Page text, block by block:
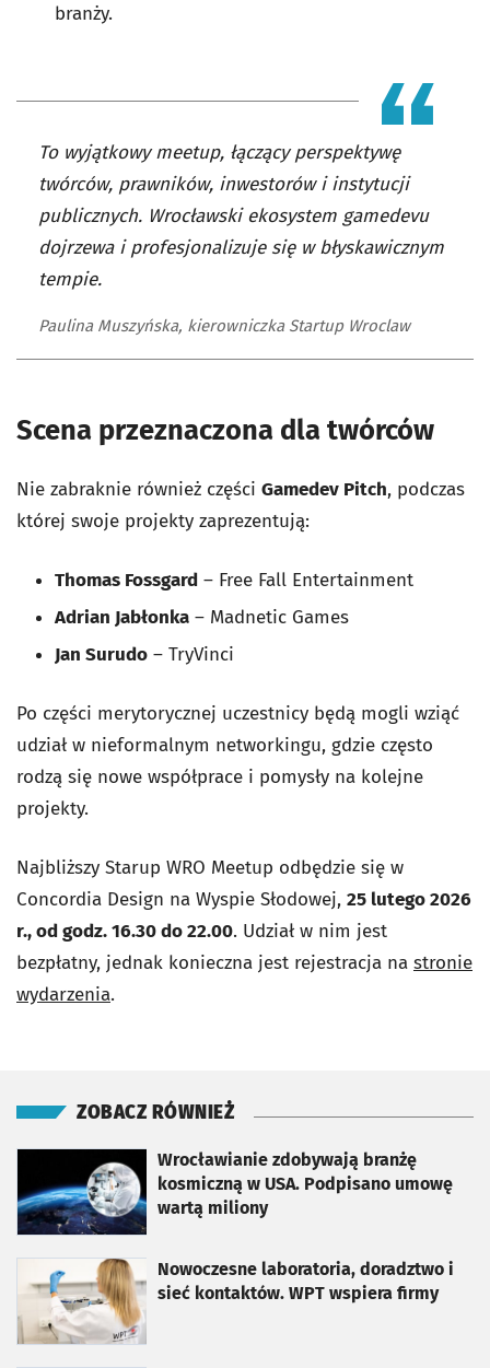
branży.
To wyjątkowy meetup, łączący perspektywę
twórców, prawników, inwestorów i instytucji
publicznych. Wrocławski ekosystem gamedevu
dojrzewa i profesjonalizuje się w błyskawicznym
tempie.
Paulina Muszyńska, kierowniczka Startup Wroclaw
Scena przeznaczona dla twórców
Nie zabraknie również części Gamedev Pitch, podczas
której swoje projekty zaprezentują:
Thomas Fossgard – Free Fall Entertainment
Adrian Jabłonka – Madnetic Games
Jan Surudo – TryVinci
Po części merytorycznej uczestnicy będą mogli wziąć
udział w nieformalnym networkingu, gdzie często
rodzą się nowe współprace i pomysły na kolejne
projekty.
Najbliższy Starup WRO Meetup odbędzie się w
Concordia Design na Wyspie Słodowej, 25 lutego 2026
r., od godz. 16.30 do 22.00. Udział w nim jest
bezpłatny, jednak konieczna jest rejestracja na stronie
wydarzenia.
ZOBACZ RÓWNIEŻ
Wrocławianie zdobywają branżę
kosmiczną w USA. Podpisano umowę
wartą miliony
otworzy się w nowej karcie
Nowoczesne laboratoria, doradztwo i
sieć kontaktów. WPT wspiera firmy
otworzy się w nowej karcie